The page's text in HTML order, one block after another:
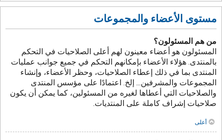
مستوى الأعضاء والمجموعات
من هم المسئولون؟
المسئولون هو أعضاء معينون لهم أعلى الصلاحيات في التحكم
بالمنتدى. هؤلاء الأعضاء بإمكانهم التحكم في جميع جوانب عمليات
المنتدى بما في ذلك إعطاء الصلاحيات، وحظر الأعضاء، وإنشاء
المجموعات والمشرفين... إلخ. اعتمادًا على مؤسس المنتدى
والصلاحيات التي أعطاها لغيره من المسئولين، كما يمكن أن يكون
صلاحيات إشراف كاملة على المنتديات.
أعلى